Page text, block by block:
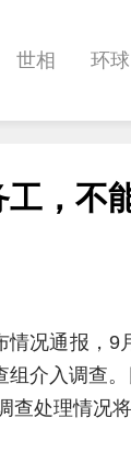
世相 环球
，不
情况通报，
介入调查
处理情况